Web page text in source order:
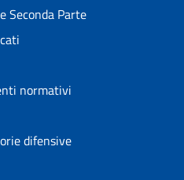
Seconda Parte
normativi
difensive